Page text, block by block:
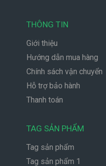
THÔNG TIN
Giới thiệu
Hướng dẫn mua hàng
Chính sách vận chuyển
Hỗ trợ bảo hành
Thanh toán
TAG SẢN PHẨM
Tag sản phẩm
Tag sản phẩm 1